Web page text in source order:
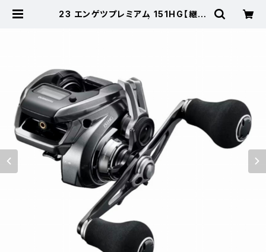
23 エンゲツプレミアム 151HG【継続